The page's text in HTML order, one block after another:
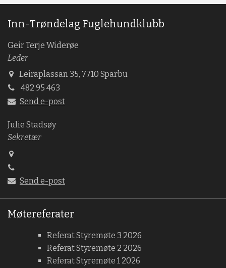
Inn-Trøndelag Fuglehundklubb
Geir Terje Widerøe
Leder
Leiraplassan 35, 7710 Sparbu
482 95 463
Send e-post
Julie Stadsøy
Sekretær
Send e-post
Møtereferater
Referat Styremøte 3 2026
Referat Styremøte 2 2026
Referat Styremøte 1 2026